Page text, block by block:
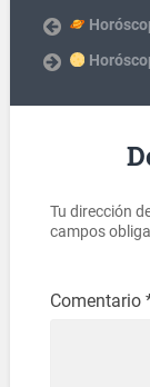
Tu dirección
campos
Comentario